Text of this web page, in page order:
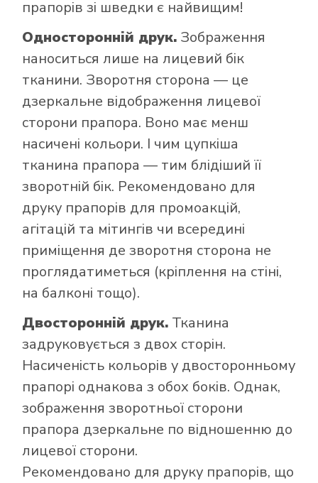
прапорів зі шведки є найвищим!
Односторонній друк. Зображення
наноситься лише на лицевий бік
тканини. Зворотня сторона — це
дзеркальне відображення лицевої
сторони прапора. Воно має менш
насичені кольори. І чим цупкіша
тканина прапора — тим блідіший її
зворотній бік. Рекомендовано для
друку прапорів для промоакцій,
агітацій та мітингів чи всередині
приміщення де зворотня сторона не
проглядатиметься (кріплення на стіні,
на балконі тощо).
Двосторонній друк. Тканина
задруковується з двох сторін.
Насиченість кольорів у двосторонньому
прапорі однакова з обох боків. Однак,
зображення зворотньої сторони
прапора дзеркальне по відношенню до
лицевої сторони.
Рекомендовано для друку прапорів, що